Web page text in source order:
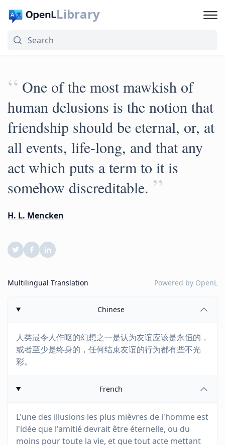
Library
“ One of the most mawkish of
human delusions is the notion that
friendship should be eternal, or, at
all events, life-long, and that any
act which puts a term to it is
somehow discreditable. ”
H. L. Mencken
Multilingual Translation Powered by OpenL
Chinese
人类最令人作呕的幻想之一是认为友谊应该是永恒的，
或者至少是终身的，任何结束友谊的行为都有些不光
彩。
French
L'une des illusions les plus mièvres de l'homme est
l'idée que l'amitié devrait être éternelle, ou du
moins pour toute la vie, et que tout acte mettant